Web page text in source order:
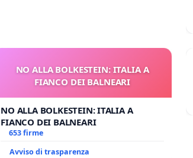
NO ALLA BOLKESTEIN: ITALIA A
FIANCO DEI BALNEARI
NO ALLA BOLKESTEIN: ITALIA A
FIANCO DEI BALNEARI
653 firme
Avviso di trasparenza